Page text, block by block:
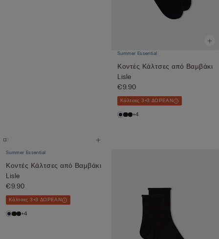
Summer Essential
Κοντές Κάλτσες από Βαμβάκι
Lisle
€9.90
Κάλτσες 3+3 ΔΩΡΕΑΝ
+4
Summer Essential
Κοντές Κάλτσες από Βαμβάκι
Lisle
€9.90
Κάλτσες 3+3 ΔΩΡΕΑΝ
+4